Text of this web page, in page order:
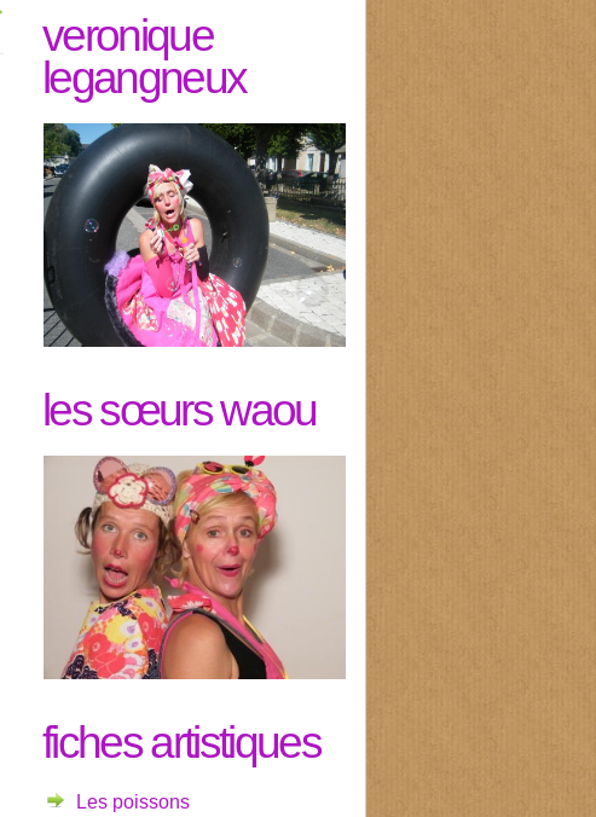
veronique
legangneux
les sœurs waou
fiches artistiques
Les poissons